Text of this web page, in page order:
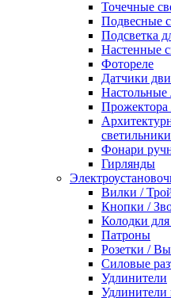
Точечные
Подвесные
Подсветка
Настенные
Фотореле
Датчики
светильники
Фонари
Гирлянды
Вилки /
Кнопки /
Колодки
Патроны
Розетки /
Силовые
Удлинители
Удлинители